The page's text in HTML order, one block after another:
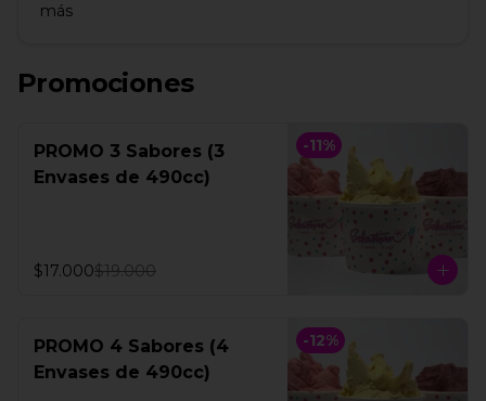
más
Promociones
-11%
PROMO 3 Sabores (3
Envases de 490cc)
$17.000$19.000
-12%
PROMO 4 Sabores (4
Envases de 490cc)